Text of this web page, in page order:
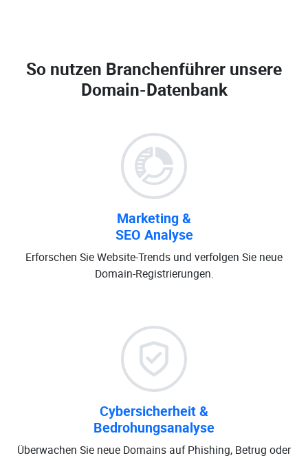
So nutzen Branchenführer unsere
Domain-Datenbank
Marketing &
SEO Analyse
Erforschen Sie Website-Trends und verfolgen Sie neue
Domain-Registrierungen.
Cybersicherheit &
Bedrohungsanalyse
Überwachen Sie neue Domains auf Phishing, Betrug oder